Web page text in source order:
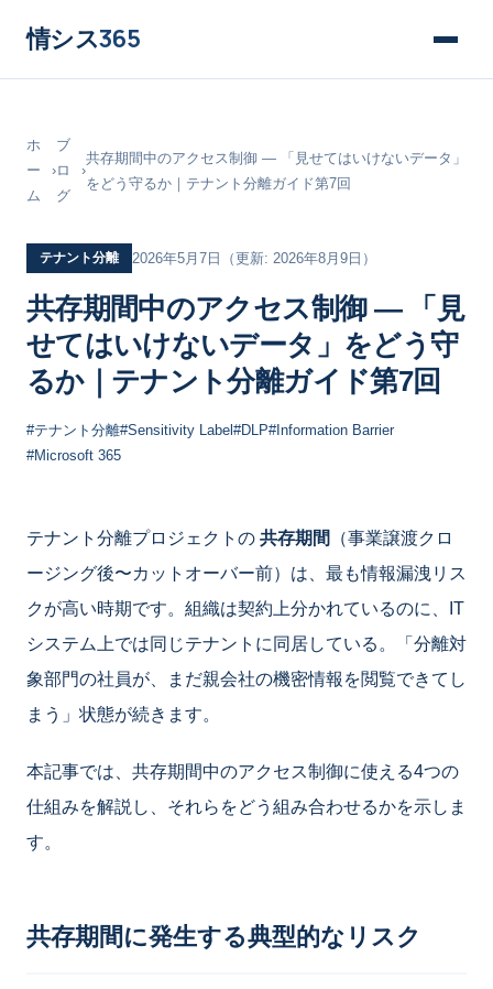
情シス365
ホ
ー
ム
›
ブ
ロ
グ
›
共存期間中のアクセス制御 ― 「見せてはいけないデータ」
をどう守るか｜テナント分離ガイド第7回
テナント分離 2026年5月7日 （更新: 2026年8月9日）
共存期間中のアクセス制御 ― 「見
せてはいけないデータ」をどう守
るか｜テナント分離ガイド第7回
#テナント分離#Sensitivity Label #DLP#Information Barrier
#Microsoft 365
テナント分離プロジェクトの 共存期間
（事業譲渡クロ
ージング後〜カットオーバー前）は、最も情報漏洩リス
クが高い時期です。組織は契約上分かれているのに、IT
システム上では同じテナントに同居している。「分離対
象部門の社員が、まだ親会社の機密情報を閲覧できてし
まう」状態が続きます。
本記事では、共存期間中のアクセス制御に使える4つの
仕組みを解説し、それらをどう組み合わせるかを示しま
す。
共存期間に発生する典型的なリスク